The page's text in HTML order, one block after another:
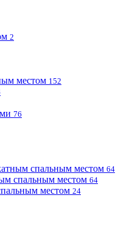
2
местом 152
76
спальным местом 64
спальным местом 64
местом 24